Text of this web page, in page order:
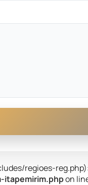
regioes-
itapemirim.phpon